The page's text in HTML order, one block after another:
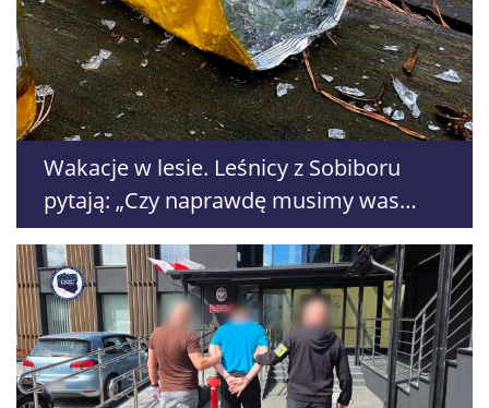
Wakacje w lesie. Leśnicy z Sobiboru
pytają: „Czy naprawdę musimy was
monitorować?”